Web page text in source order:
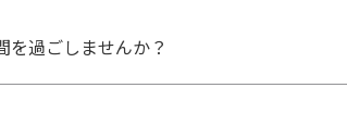
を過ごしませんか？